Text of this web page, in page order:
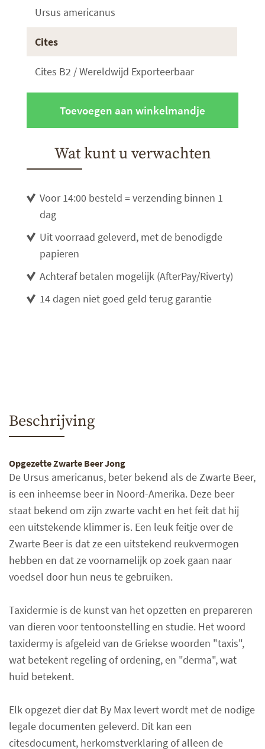
Ursus americanus
Cites
Cites B2 / Wereldwijd Exporteerbaar
Toevoegen aan winkelmandje
Wat kunt u verwachten
Voor 14:00 besteld = verzending binnen 1
dag
Uit voorraad geleverd, met de benodigde
papieren
Achteraf betalen mogelijk (AfterPay/Riverty)
14 dagen niet goed geld terug garantie
Beschrijving
Opgezette Zwarte Beer Jong
De Ursus americanus, beter bekend als de Zwarte Beer,
is een inheemse beer in Noord-Amerika. Deze beer
staat bekend om zijn zwarte vacht en het feit dat hij
een uitstekende klimmer is. Een leuk feitje over de
Zwarte Beer is dat ze een uitstekend reukvermogen
hebben en dat ze voornamelijk op zoek gaan naar
voedsel door hun neus te gebruiken.
Taxidermie is de kunst van het opzetten en prepareren
van dieren voor tentoonstelling en studie. Het woord
taxidermy is afgeleid van de Griekse woorden "taxis",
wat betekent regeling of ordening, en "derma", wat
huid betekent.
Elk opgezet dier dat By Max levert wordt met de nodige
legale documenten geleverd. Dit kan een
citesdocument, herkomstverklaring of alleen de